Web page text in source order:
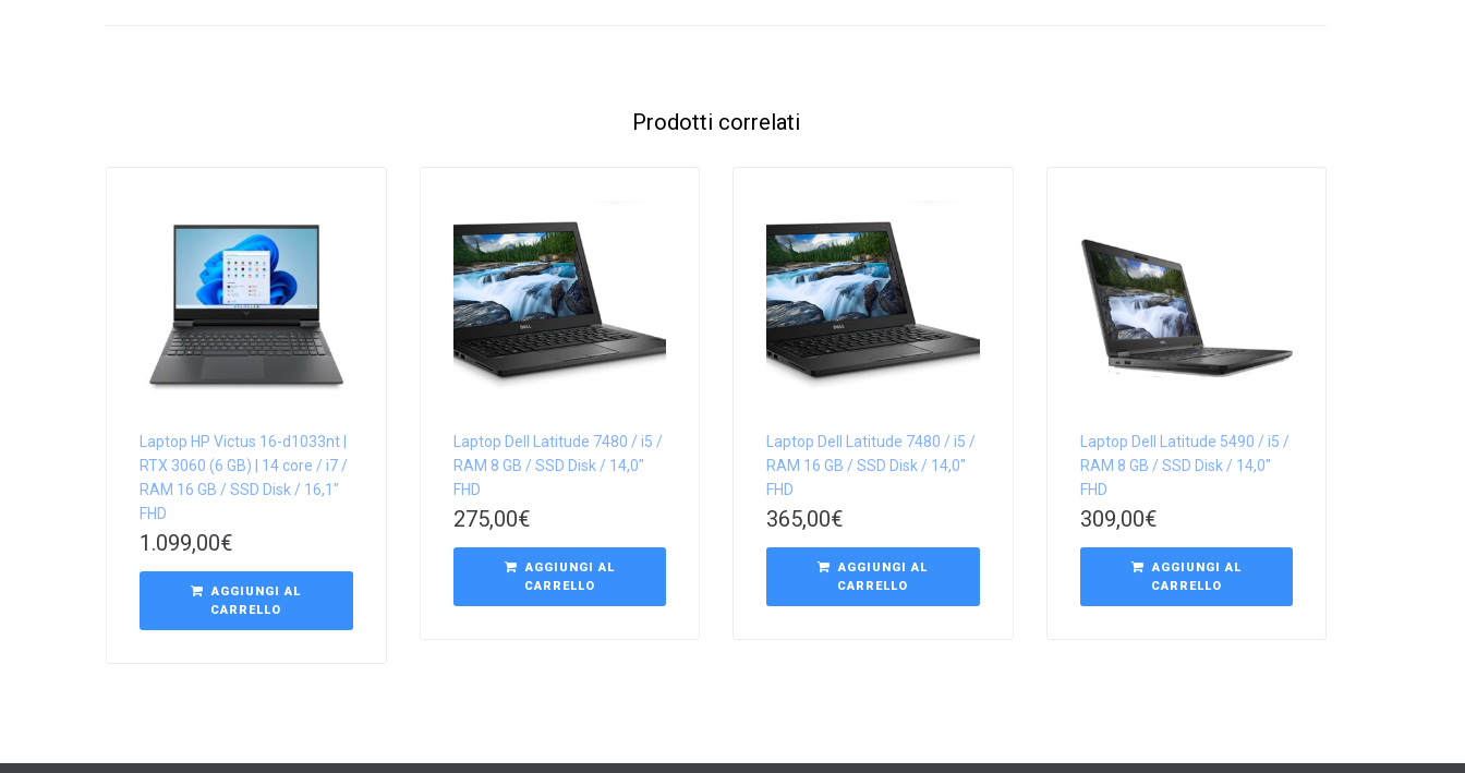
Prodotti correlati
Laptop HP Victus 16-d1033nt |
RTX 3060 (6 GB) | 14 core / i7 /
RAM 16 GB / SSD Disk / 16,1″
FHD
1.099,00€
AGGIUNGI AL
CARRELLO
Laptop Dell Latitude 7480 / i5 /
RAM 8 GB / SSD Disk / 14,0″
FHD
275,00€
AGGIUNGI AL
CARRELLO
Laptop Dell Latitude 7480 / i5 /
RAM 16 GB / SSD Disk / 14,0″
FHD
365,00€
AGGIUNGI AL
CARRELLO
Laptop Dell Latitude 5490 / i5 /
RAM 8 GB / SSD Disk / 14,0″
FHD
309,00€
AGGIUNGI AL
CARRELLO